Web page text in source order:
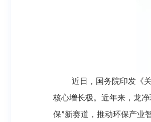
近日，国务院印发《
核心增长极。近年来，龙
保”新赛道，推动环保产业